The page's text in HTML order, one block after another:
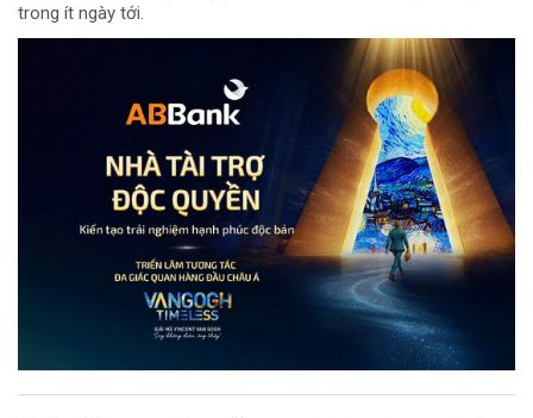
trong ít ngày tới.